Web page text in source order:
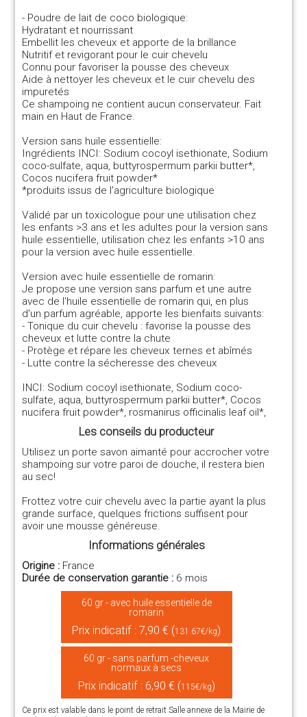
- Poudre de lait de coco biologique:
Hydratant et nourrissant
Embellit les cheveux et apporte de la brillance
Nutritif et revigorant pour le cuir chevelu
Connu pour favoriser la pousse des cheveux
Aide à nettoyer les cheveux et le cuir chevelu des
impuretés
Ce shampoing ne contient aucun conservateur. Fait
main en Haut de France.
Version sans huile essentielle:
Ingrédients INCI: Sodium cocoyl isethionate, Sodium
coco-sulfate, aqua, buttyrospermum parkii butter*,
Cocos nucifera fruit powder*
*produits issus de l'agriculture biologique
Validé par un toxicologue pour une utilisation chez
les enfants >3 ans et les adultes pour la version sans
huile essentielle, utilisation chez les enfants >10 ans
pour la version avec huile essentielle.
Version avec huile essentielle de romarin:
Je propose une version sans parfum et une autre
avec de l'huile essentielle de romarin qui, en plus
d'un parfum agréable, apporte les bienfaits suivants:
- Tonique du cuir chevelu : favorise la pousse des
cheveux et lutte contre la chute
- Protège et répare les cheveux ternes et abîmés
- Lutte contre la sécheresse des cheveux
INCI: Sodium cocoyl isethionate, Sodium coco-
sulfate, aqua, buttyrospermum parkii butter*, Cocos
nucifera fruit powder*, rosmanirus officinalis leaf oil*,
Les conseils du producteur
Utilisez un porte savon aimanté pour accrocher votre
shampoing sur votre paroi de douche, il restera bien
au sec!
Frottez votre cuir chevelu avec la partie ayant la plus
grande surface, quelques frictions suffisent pour
avoir une mousse généreuse.
Informations générales
Origine : France
Durée de conservation garantie : 6 mois
60 gr - avec huile essentielle de
romarin
Prix indicatif : 7,90 € (131.67€/kg)
60 gr - sans parfum -cheveux
normaux à secs
Prix indicatif : 6,90 € (115€/kg)
Ce prix est valable dans le point de retrait Salle annexe de la Mairie de